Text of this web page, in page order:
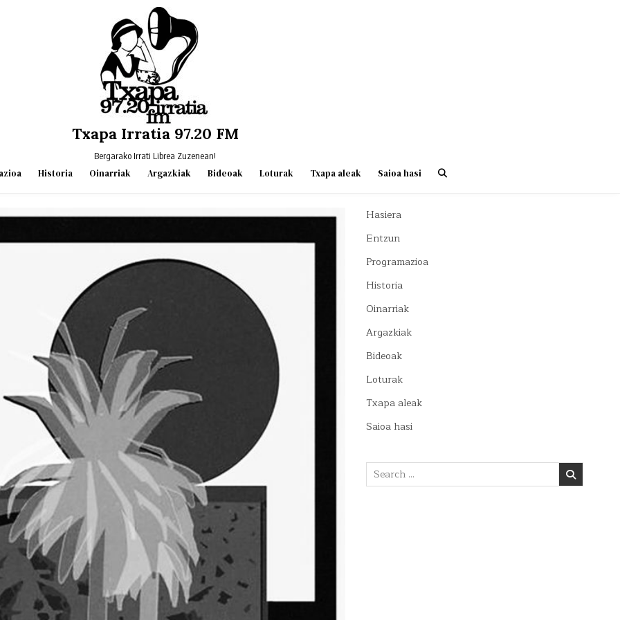
Txapa Irratia 97.20 FM
Bergarako Irrati Librea Zuzenean!
Historia Oinarriak Argazkiak Bideoak Loturak Txapa aleak Saioa hasi
Hasiera
Entzun
Programazioa
Historia
Oinarriak
Argazkiak
Bideoak
Loturak
Txapa aleak
Saioa hasi
Search
for: